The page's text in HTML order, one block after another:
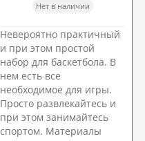
Нет в наличии
Невероятно практичный
и при этом простой
набор для баскетбола. В
нем есть все
необходимое для игры.
Просто развлекайтесь и
при этом занимайтесь
спортом. Материалы